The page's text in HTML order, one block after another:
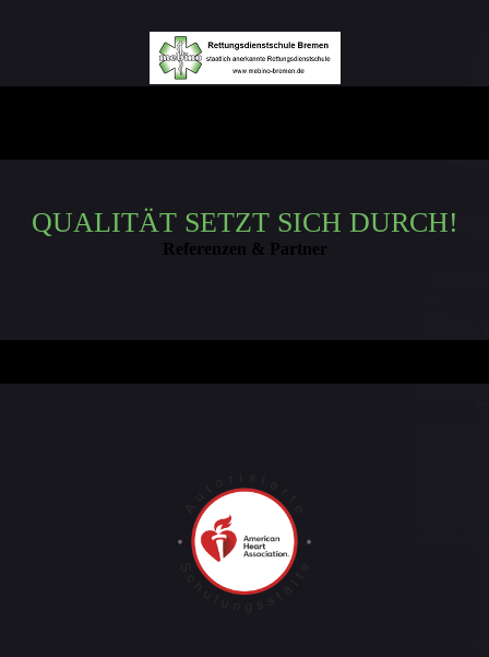
QUALITÄT SETZT SICH DURCH!
Referenzen & Partner